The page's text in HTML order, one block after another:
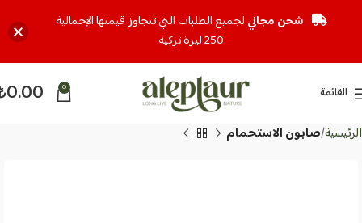
القائمة 0
0.00
الرئيسية صابون الاستحمام
شحن مجاني لجميع الطلبات التي تتجاوز قيمتها الإجمالية
250 ليرة تركية